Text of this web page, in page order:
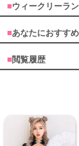
■ウィークリーラ
■あなたにおすす
■閲覧履歴